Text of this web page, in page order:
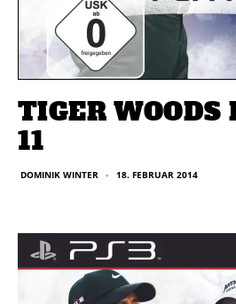
TIGER WOODS
11
DOMINIK WINTER ■ 18. FEBRUAR 2014